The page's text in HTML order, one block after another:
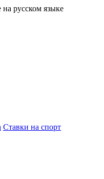
русском языке
Ставки на спорт